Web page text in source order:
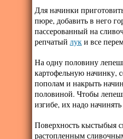
Для начинки
пюре, добавить в него
пассерованный на
репчатый луки все
На одну половину
картофельную начинку,
пополам и накрыть
половиной. Чтобы
изгибе, их надо
Поверхность кыстыбыя
растопленным